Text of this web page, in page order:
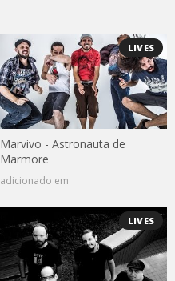
LIVES
Marvivo - Astronauta de
Marmore
adicionado em
LIVES